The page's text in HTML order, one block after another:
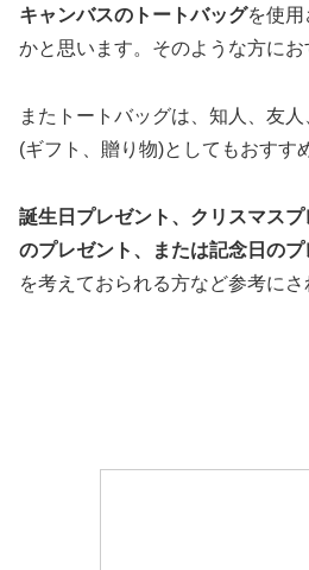
キャンバスのトートバッグを使用
かと思います。そのような方にお
またトートバッグは、知人、友
(ギフト、贈り物)としてもおすす
誕生日プレゼント、クリスマス
のプレゼント、または記念日のプ
を考えておられる方など参考にさ